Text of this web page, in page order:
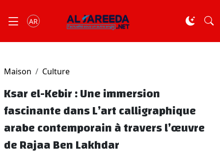
AR
Maison Culture
Ksar el-Kebir : Une immersion
fascinante dans L’art calligraphique
arabe contemporain à travers l’œuvre
de Rajaa Ben Lakhdar